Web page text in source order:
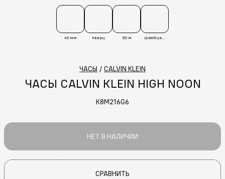
40 мм Кварц 30 м Швейцария
ЧАСЫ / CALVIN KLEIN
ЧАСЫ CALVIN KLEIN HIGH NOON
K8M216G6
НЕТ В НАЛИЧИИ
СРАВНИТЬ